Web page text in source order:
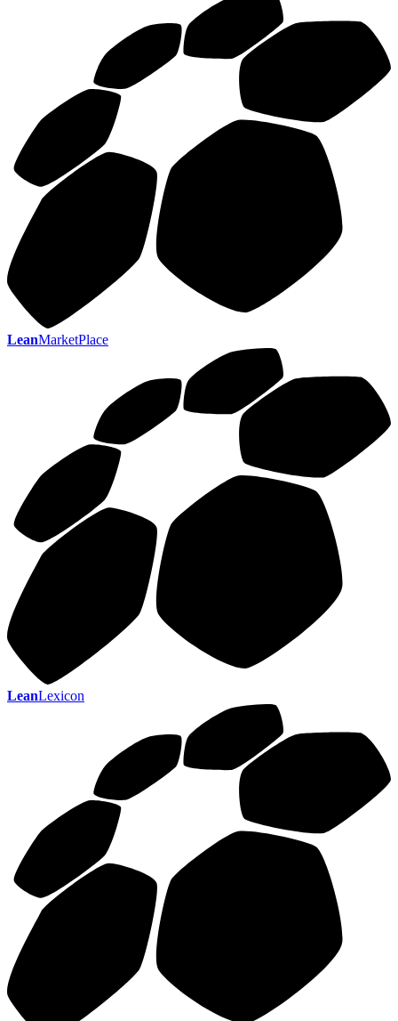
LeanMarketPlace
LeanLexicon